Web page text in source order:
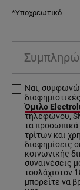
*Υποχρεωτικό
Ναι, συμφωνώ
Όμιλο
τηλεφώνου,
τα προσωπικά
τρίτων και
διαφημίσεις
κοινωνικής
συναινέσεις
τουλάχιστον
μπορείτε να